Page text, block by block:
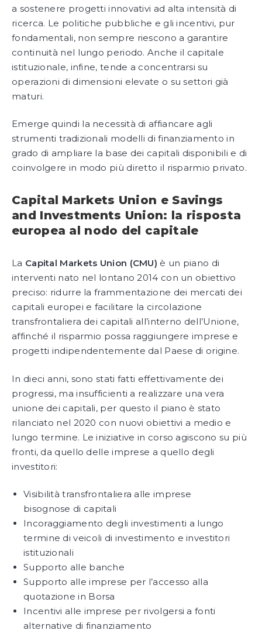
a sostenere progetti innovativi ad alta intensità di
ricerca. Le politiche pubbliche e gli incentivi, pur
fondamentali, non sempre riescono a garantire
continuità nel lungo periodo. Anche il capitale
istituzionale, infine, tende a concentrarsi su
operazioni di dimensioni elevate o su settori già
maturi.
Emerge quindi la necessità di affiancare agli
strumenti tradizionali modelli di finanziamento in
grado di ampliare la base dei capitali disponibili e di
coinvolgere in modo più diretto il risparmio privato.
Capital Markets Union e Savings
and Investments Union: la risposta
europea al nodo del capitale
La Capital Markets Union (CMU) è un piano di
interventi nato nel lontano 2014 con un obiettivo
preciso: ridurre la frammentazione dei mercati dei
capitali europei e facilitare la circolazione
transfrontaliera dei capitali all’interno dell’Unione,
affinché il risparmio possa raggiungere imprese e
progetti indipendentemente dal Paese di origine.
In dieci anni, sono stati fatti effettivamente dei
progressi, ma insufficienti a realizzare una vera
unione dei capitali, per questo il piano è stato
rilanciato nel 2020 con nuovi obiettivi a medio e
lungo termine. Le iniziative in corso agiscono su più
fronti, da quello delle imprese a quello degli
investitori:
Visibilità transfrontaliera alle imprese
bisognose di capitali
Incoraggiamento degli investimenti a lungo
termine di veicoli di investimento e investitori
istituzionali
Supporto alle banche
Supporto alle imprese per l’accesso alla
quotazione in Borsa
Incentivi alle imprese per rivolgersi a fonti
alternative di finanziamento